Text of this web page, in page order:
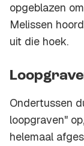
opgeblazen
Melissen
uit die hoek.
Ondertussen
loopgraven"
helemaal